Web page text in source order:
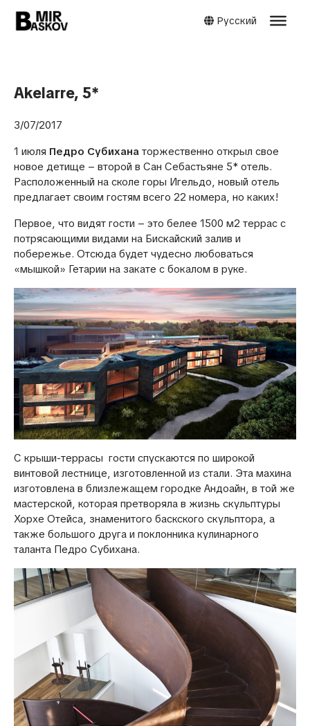
Русский
Akelarre, 5*
3/07/2017
1 июля Педро Субихана торжественно открыл свое
новое детище – второй в Сан Себастьяне 5* отель.
Расположенный на сколе горы Игельдо, новый отель
предлагает своим гостям всего 22 номера, но каких!
Первое, что видят гости – это белее 1500 м2 террас с
потрясающими видами на Бискайский залив и
побережье. Отсюда будет чудесно любоваться
«мышкой» Гетарии на закате с бокалом в руке.
С крыши-террасы гости спускаются по широкой
винтовой лестнице, изготовленной из стали. Эта махина
изготовлена в близлежащем городке Андоайн, в той же
мастерской, которая претворяла в жизнь скульптуры
Хорхе Отейса, знаменитого баскского скульптора, а
также большого друга и поклонника кулинарного
таланта Педро Субихана.